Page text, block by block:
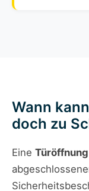
Wann
doch zu
Eine Türöffnung